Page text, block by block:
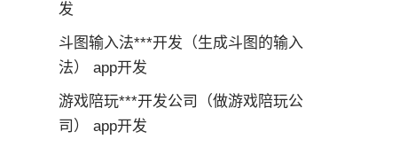
发
斗图输入法***开发（生成斗图的输入
法） app开发
游戏陪玩***开发公司（做游戏陪玩公
司） app开发